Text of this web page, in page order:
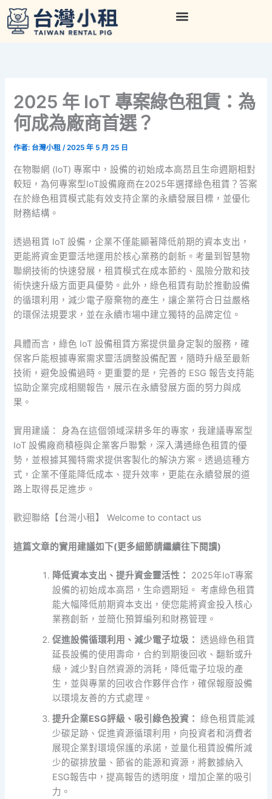
2025 年 IoT 專案綠色租賃：為
何成為廠商首選？
作者: 台灣小租/2025 年 5 月 25 日
在物聯網 (IoT) 專案中，設備的初始成本高昂且生命週期相對
較短，為何專案型IoT設備廠商在2025年選擇綠色租賃？答案
在於綠色租賃模式能有效支持企業的永續發展目標，並優化
財務結構。
透過租賃 IoT 設備，企業不僅能顯著降低前期的資本支出，
更能將資金更靈活地運用於核心業務的創新。考量到智慧物
聯網技術的快速發展，租賃模式在成本節約、風險分散和技
術快速升級方面更具優勢。此外，綠色租賃有助於推動設備
的循環利用，減少電子廢棄物的產生，讓企業符合日益嚴格
的環保法規要求，並在永續市場中建立獨特的品牌定位。
具體而言，綠色 IoT 設備租賃方案提供量身定製的服務，確
保客戶能根據專案需求靈活調整設備配置，隨時升級至最新
技術，避免設備過時。更重要的是，完善的 ESG 報告支持能
協助企業完成相關報告，展示在永續發展方面的努力與成
果。
實用建議： 身為在這個領域深耕多年的專家，我建議專案型
IoT 設備廠商積極與企業客戶聯繫，深入溝通綠色租賃的優
勢，並根據其獨特需求提供客製化的解決方案。透過這種方
式，企業不僅能降低成本、提升效率，更能在永續發展的道
路上取得長足進步。
歡迎聯絡【台灣小租】 Welcome to contact us
這篇文章的實用建議如下(更多細節請繼續往下閱讀)
降低資本支出、提升資金靈活性：
2025年IoT專案
設備的初始成本高昂，生命週期短。 考慮綠色租賃
能大幅降低前期資本支出，使您能將資金投入核心
業務創新，並簡化預算編列和財務管理。
促進設備循環利用、減少電子垃圾： 透過綠色租賃
延長設備的使用壽命，合約到期後回收、翻新或升
級，減少對自然資源的消耗，降低電子垃圾的產
生，並與專業的回收合作夥伴合作，確保報廢設備
以環境友善的方式處理。
提升企業ESG評級、吸引綠色投資： 綠色租賃能減
少碳足跡、促進資源循環利用，向投資者和消費者
展現企業對環境保護的承諾，並量化租賃設備所減
少的碳排放量、節省的能源和資源，將數據納入
ESG報告中，提高報告的透明度，增加企業的吸引
力。